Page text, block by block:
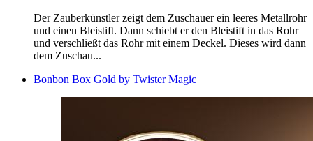
Der Zauberkünstler zeigt dem Zuschauer ein leeres Metallrohr
und einen Bleistift. Dann schiebt er den Bleistift in das Rohr
und verschließt das Rohr mit einem Deckel. Dieses wird dann
dem Zuschau...
Bonbon Box Gold by Twister Magic